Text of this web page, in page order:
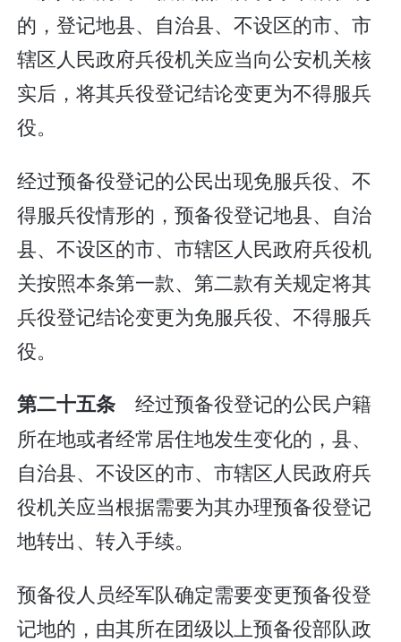
的，登记地县、自治县、不设区的市、市
辖区人民政府兵役机关应当向公安机关核
实后，将其兵役登记结论变更为不得服兵
役。
经过预备役登记的公民出现免服兵役、不
得服兵役情形的，预备役登记地县、自治
县、不设区的市、市辖区人民政府兵役机
关按照本条第一款、第二款有关规定将其
兵役登记结论变更为免服兵役、不得服兵
役。
第二十五条经过预备役登记的公民户籍
所在地或者经常居住地发生变化的，县、
自治县、不设区的市、市辖区人民政府兵
役机关应当根据需要为其办理预备役登记
地转出、转入手续。
预备役人员经军队确定需要变更预备役登
记地的，由其所在团级以上预备役部队政